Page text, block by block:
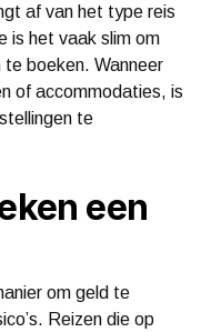
af van het type reis
is het vaak slim om
boeken. Wanneer
of accommodaties, is
te
een
om geld te
Reizen die op